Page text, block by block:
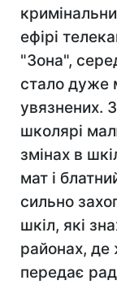
ефірі
"Зона",
стало дуже
увязнених.
школярі
змінах в
мат і
сильно
шкіл, які
районах, де
передає